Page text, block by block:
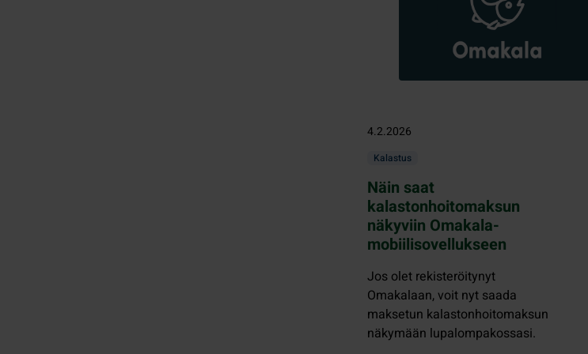
4.2.2026
Kalastus
Näin saat
kalastonhoitomaksun
näkyviin Omakala-
mobiilisovellukseen
Jos olet rekisteröitynyt
Omakalaan, voit nyt saada
maksetun kalastonhoitomaksun
näkymään lupalompakossasi.